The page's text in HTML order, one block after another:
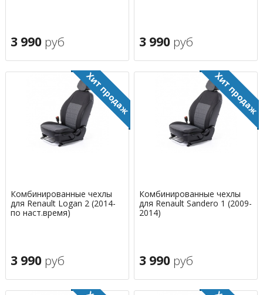
3 990 руб 3 990 руб
Комбинированные чехлы
для Renault Logan 2 (2014-
по наст.время)
3 990 руб
Комбинированные чехлы
для Renault Sandero 1 (2009-
2014)
3 990 руб